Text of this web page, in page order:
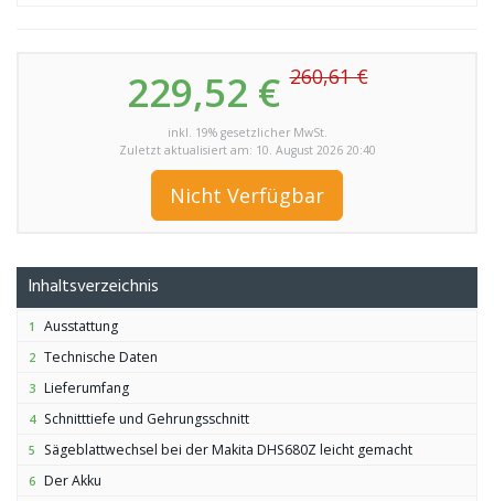
229,52 €260,61 €
inkl. 19% gesetzlicher MwSt.
Zuletzt aktualisiert am: 10. August 2026 20:40
Nicht Verfügbar
Inhaltsverzeichnis
1 Ausstattung
2 Technische Daten
3 Lieferumfang
4 Schnitttiefe und Gehrungsschnitt
5 Sägeblattwechsel bei der Makita DHS680Z leicht gemacht
6 Der Akku